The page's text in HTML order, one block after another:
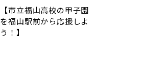
【市立福山高校の甲子園
を福山駅前から応援しよ
う！】